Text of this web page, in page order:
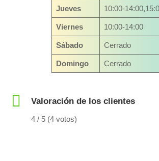
Jueves 10:00-
Viernes 10:00-14:00
Sábado Cerrado
Domingo Cerrado
Valoración de los clientes
4 / 5 (4 votos)